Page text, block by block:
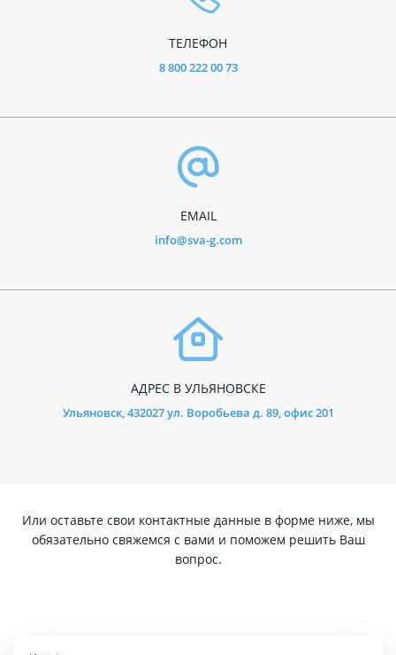
ТЕЛЕФОН
8 800 222 00 73
EMAIL
info@sva-g.com
АДРЕС В УЛЬЯНОВСКЕ
Ульяновск, 432027 ул. Воробьева д. 89, офис 201
Или оставьте свои контактные данные в форме ниже, мы
обязательно свяжемся с вами и поможем решить Ваш
вопрос.